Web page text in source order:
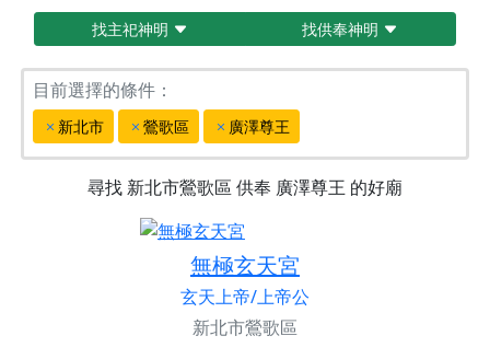
找主祀神明 找供奉神明
目前選擇的條件：
新北市 鶯歌區 廣澤尊王
尋找 新北市鶯歌區 供奉 廣澤尊王 的好廟
無極玄天宮
玄天上帝/上帝公
新北市鶯歌區